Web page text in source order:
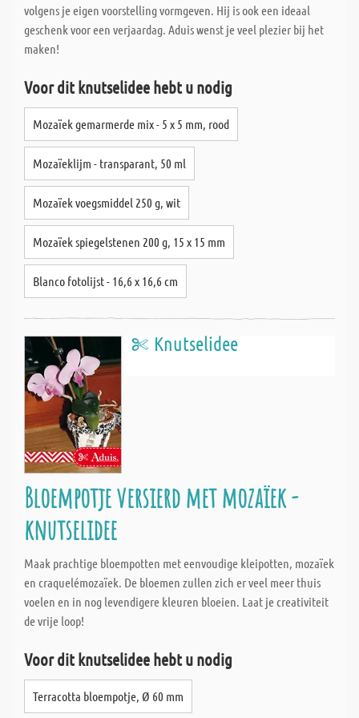
volgens je eigen voorstelling vormgeven. Hij is ook een ideaal
geschenk voor een verjaardag. Aduis wenst je veel plezier bij het
maken!
Voor dit knutselidee hebt u nodig
Mozaïek gemarmerde mix - 5 x 5 mm, rood
Mozaïeklijm - transparant, 50 ml
Mozaïek voegsmiddel 250 g, wit
Mozaïek spiegelstenen 200 g, 15 x 15 mm
Blanco fotolijst - 16,6 x 16,6 cm
Knutselidee
Bloempotje versierd met mozaïek -
knutselidee
Maak prachtige bloempotten met eenvoudige kleipotten, mozaïek
en craquelémozaïek. De bloemen zullen zich er veel meer thuis
voelen en in nog levendigere kleuren bloeien. Laat je creativiteit
de vrije loop!
Voor dit knutselidee hebt u nodig
Terracotta bloempotje, Ø 60 mm